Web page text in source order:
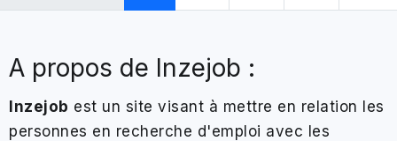
A propos de Inzejob :
Inzejob est un site visant à mettre en relation les
personnes en recherche d'emploi avec les